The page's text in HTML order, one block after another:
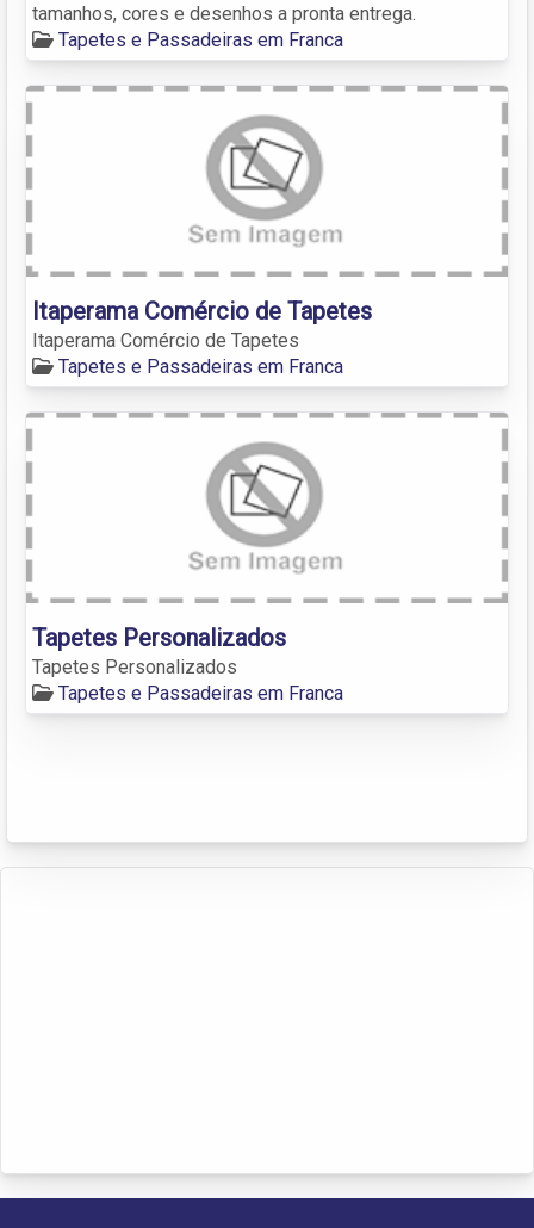
tamanhos, cores e desenhos a pronta entrega.
Tapetes e Passadeiras em Franca
Itaperama Comércio de Tapetes
Itaperama Comércio de Tapetes
Tapetes e Passadeiras em Franca
Tapetes Personalizados
Tapetes Personalizados
Tapetes e Passadeiras em Franca